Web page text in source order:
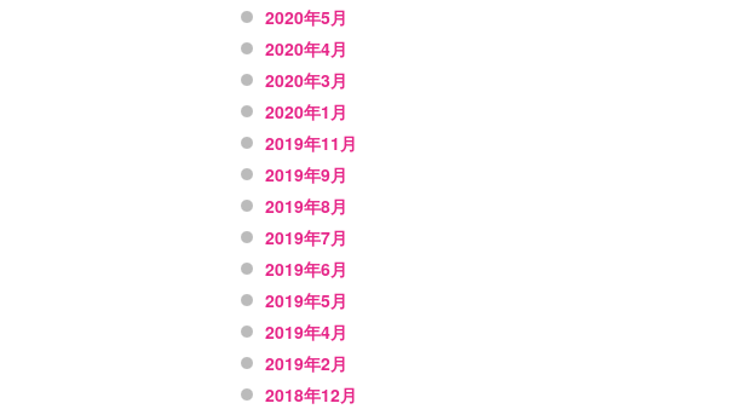
2020年5月
2020年4月
2020年3月
2020年1月
2019年11月
2019年9月
2019年8月
2019年7月
2019年6月
2019年5月
2019年4月
2019年2月
2018年12月